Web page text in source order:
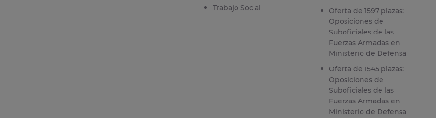
Trabajo Social
Oferta de 1597 plazas:
Oposiciones de
Suboficiales de las
Fuerzas Armadas en
Ministerio de Defensa
Oferta de 1545 plazas:
Oposiciones de
Suboficiales de las
Fuerzas Armadas en
Ministerio de Defensa